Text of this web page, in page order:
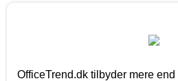
OfficeTrend.dk tilbyder mere